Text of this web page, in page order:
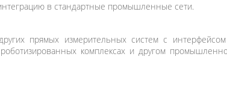
в стандартные промышленные сети.
прямых измерительных систем с
комплексах и другом